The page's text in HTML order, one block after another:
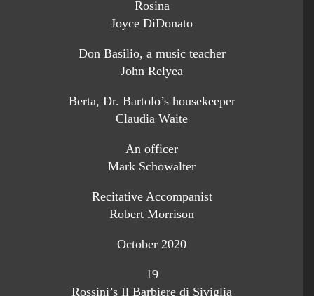
Rosina
Joyce DiDonato
Don Basilio, a music teacher
John Relyea
Berta, Dr. Bartolo’s housekeeper
Claudia Waite
An officer
Mark Schowalter
Recitative Accompanist
Robert Morrison
October 2020
19
Rossini’s Il Barbiere di Siviglia